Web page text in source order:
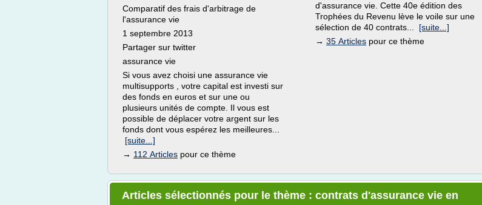
Comparatif des frais d'arbitrage de
l'assurance vie
1 septembre 2013
Partager sur twitter
assurance vie
Si vous avez choisi une assurance vie
multisupports , votre capital est investi sur
des fonds en euros et sur une ou
plusieurs unités de compte. Il vous est
possible de déplacer votre argent sur les
fonds dont vous espérez les meilleures...
[suite...]
→ 112 Articles pour ce thème
d'assurance vie. Cette 40e édition des
Trophées du Revenu lève le voile sur une
sélection de 40 contrats... [suite...]
→ 35 Articles pour ce thème
Articles sélectionnés pour le thème : contrats d'assurance vie en